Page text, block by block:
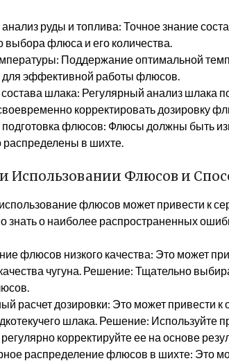
руды и топлива: Точное знание
выбора флюса и его количества.
Поддержание оптимальной
эффективной работы флюсов.
шлака: Регулярный анализ шлака
корректировать дозировку
флюсов: Флюсы должны быть
в шихте.
Использовании Флюсов и
флюсов может привести к
знать о наиболее распространенных
флюсов низкого качества: Это может
чугуна. Решение: Тщательно
расчет дозировки: Это может привести к
шлака. Решение: Используйте
корректируйте ее на основе
распределение флюсов в шихте: Это